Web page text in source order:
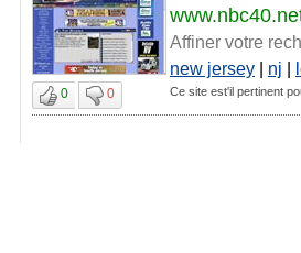
Affiner votre
new jersey | nj |
0 0 Ce site est'il pertinent